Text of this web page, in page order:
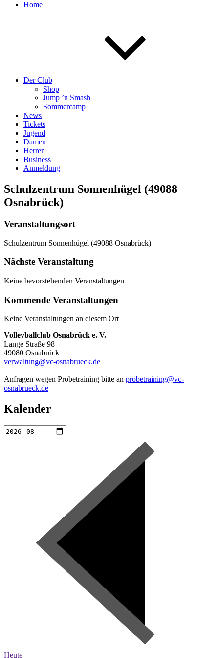
Home
Der Club
Shop
Jump ’n Smash
Sommercamp
News
Tickets
Jugend
Damen
Herren
Business
Anmeldung
Schulzentrum Sonnenhügel (49088
Osnabrück)
Veranstaltungsort
Schulzentrum Sonnenhügel (49088 Osnabrück)
Nächste Veranstaltung
Keine bevorstehenden Veranstaltungen
Kommende Veranstaltungen
Keine Veranstaltungen an diesem Ort
Volleyballclub Osnabrück e. V.
Lange Straße 98
49080 Osnabrück
verwaltung@vc-osnabrueck.de
Anfragen wegen Probetraining bitte an probetraining@vc-
osnabrueck.de
Kalender
Heute